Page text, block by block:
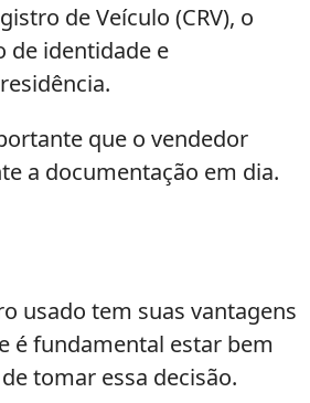
de Veículo (CRV), o
de identidade e
que o vendedor
a documentação em dia.
usado tem suas vantagens
é fundamental estar bem
tomar essa decisão.